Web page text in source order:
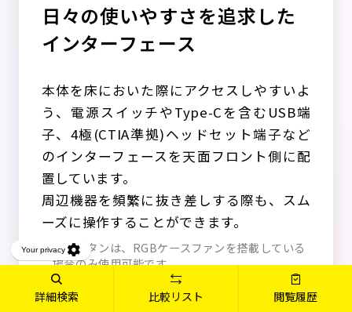
日々の使いやすさを追求した
インターフェース
本体を床においた際にアクセスしやすいよ
う、電源スイッチやType-Cを含むUSB端
子、4極(CTIA準拠)ヘッドセット端子など
のインターフェースを天面フロント側に配
置しています。
周辺機器を頻繁に抜き差しする際も、スム
ーズに操作することができます。
※LEDボタンは、RGBケースファンを搭載している
場合のみ使用可能です。
詳細検索 比較リスト 閲覧履歴